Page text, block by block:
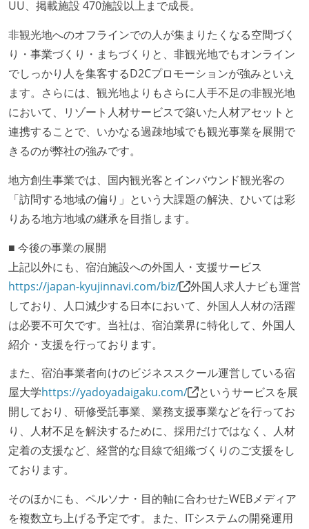
UU、掲載施設 470施設以上まで成長。
非観光地へのオフラインでの人が集まりたくなる空間づく
り・事業づくり・まちづくりと、非観光地でもオンライン
でしっかり人を集客するD2Cプロモーションが強みといえ
ます。さらには、観光地よりもさらに人手不足の非観光地
において、リゾート人材サービスで築いた人材アセットと
連携することで、いかなる過疎地域でも観光事業を展開で
きるのが弊社の強みです。
地方創生事業では、国内観光客とインバウンド観光客の
「訪問する地域の偏り」という大課題の解決、ひいては彩
りある地方地域の継承を目指します。
■ 今後の事業の展開
上記以外にも、宿泊施設への外国人・支援サービス
https://japan-kyujinnavi.com/biz/
外国人求人ナビも運営
しており、人口減少する日本において、外国人人材の活躍
は必要不可欠です。当社は、宿泊業界に特化して、外国人
紹介・支援を行っております。
また、宿泊事業者向けのビジネススクール運営している宿
屋大学https://yadoyadaigaku.com/
というサービスを展
開しており、研修受託事業、業務支援事業などを行ってお
り、人材不足を解決するために、採用だけではなく、人材
定着の支援など、経営的な目線で組織づくりのご支援をし
ております。
そのほかにも、ペルソナ・目的軸に合わせたWEBメディア
を複数立ち上げる予定です。また、ITシステムの開発運用